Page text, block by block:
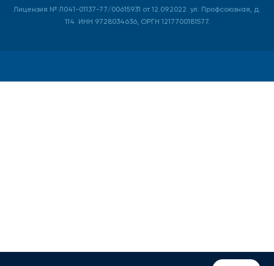
Лицензия № Л041-01137-77/00615931 от 12.09.2022. ул. Профсоюзная, д.
114. ИНН 9728034636, ОРГН 1217700181577.